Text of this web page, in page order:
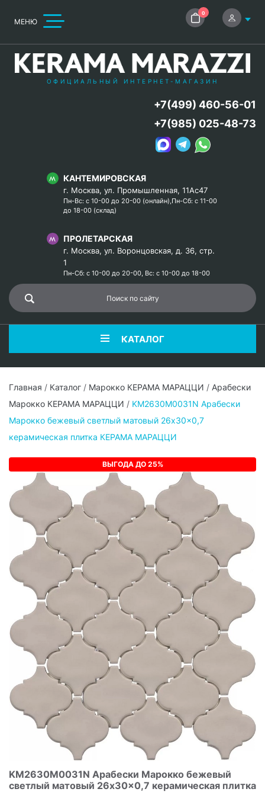
МЕНЮ
0
ОФИЦИАЛЬНЫЙ ИНТЕРНЕТ-МАГАЗИН
КАНТЕМИРОВСКАЯ
г. Москва, ул. Промышленная, 11Ас47
Пн-Вс: с 10-00 до 20-00 (онлайн),Пн-Сб: с 11-00
до 18-00 (склад)
ПРОЛЕТАРСКАЯ
г. Москва, ул. Воронцовская, д. 36, стр.
1
Пн-Сб: с 10-00 до 20-00, Вс: с 10-00 до 18-00
+7(499) 460-56-01
+7(985) 025-48-73
КАТАЛОГ
Главная / Каталог / Марокко КЕРАМА МАРАЦЦИ / Арабески
Марокко КЕРАМА МАРАЦЦИ / KM2630M0031N Арабески
Марокко бежевый светлый матовый 26x30x0,7
керамическая плитка КЕРАМА МАРАЦЦИ
ВЫГОДА ДО 25%
KM2630M0031N Арабески Марокко бежевый
светлый матовый 26x30x0,7 керамическая плитка